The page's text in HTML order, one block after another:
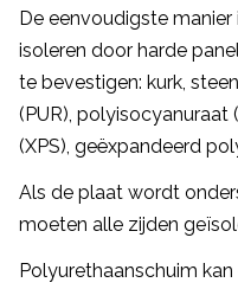
De eenvoudigste
isoleren door harde
te bevestigen: kurk,
(PUR), polyisocyanuraat
(XPS), geëxpandeerd
Als de plaat wordt
moeten alle zijden
Polyurethaanschuim